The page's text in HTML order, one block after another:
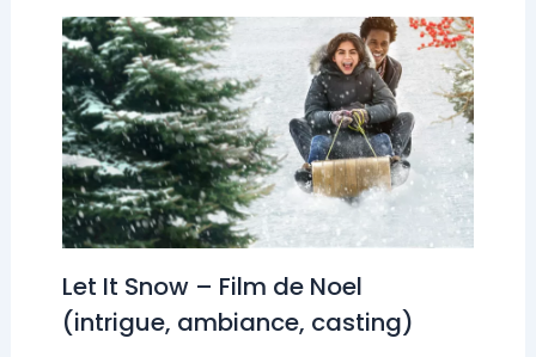
Let It Snow – Film de Noel
(intrigue, ambiance, casting)